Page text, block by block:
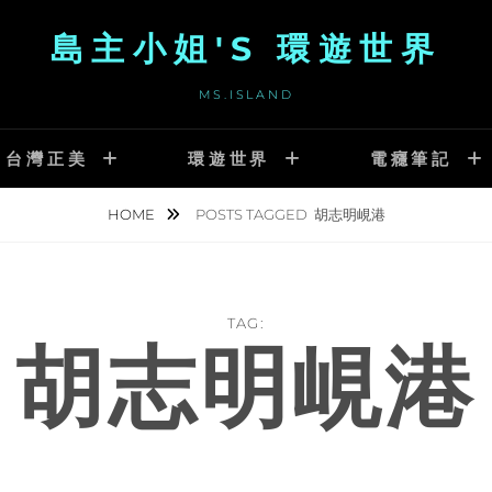
島主小姐'S 環遊世界
MS.ISLAND
台灣正美 環遊世界 電癮筆記
HOME POSTS TAGGED 胡志明峴港
TAG:
胡志明峴港